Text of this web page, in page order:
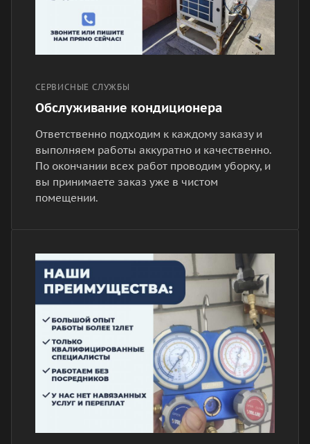
СЕРВИСНЫЕ СЛУЖБЫ
Обслуживание кондиционера
Ответственно подходим к каждому заказу и
выполняем работы аккуратно и качественно.
По окончании всех работ проводим уборку, и
вы принимаете заказ уже в чистом
помещении.